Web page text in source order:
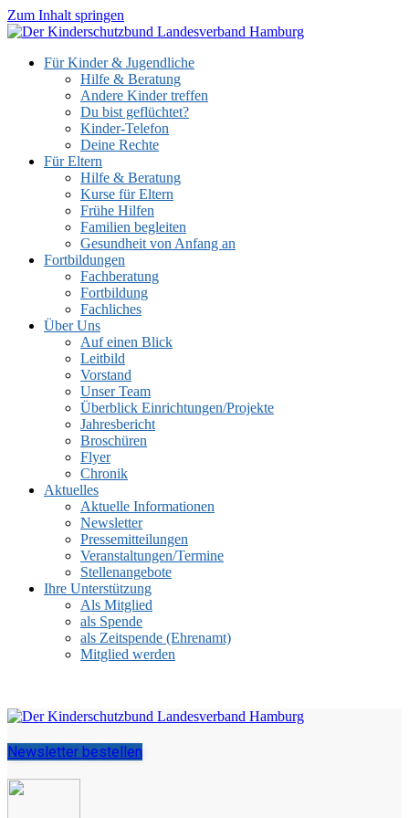
Zum Inhalt springen
Für Kinder & Jugendliche
Hilfe & Beratung
Andere Kinder treffen
Du bist geflüchtet?
Kinder-Telefon
Deine Rechte
Für Eltern
Hilfe & Beratung
Kurse für Eltern
Frühe Hilfen
Familien begleiten
Gesundheit von Anfang an
Fortbildungen
Fachberatung
Fortbildung
Fachliches
Über Uns
Auf einen Blick
Leitbild
Vorstand
Unser Team
Überblick Einrichtungen/Projekte
Jahresbericht
Broschüren
Flyer
Chronik
Aktuelles
Aktuelle Informationen
Newsletter
Pressemitteilungen
Veranstaltungen/Termine
Stellenangebote
Ihre Unterstützung
Als Mitglied
als Spende
als Zeitspende (Ehrenamt)
Mitglied werden
Newsletter bestellen